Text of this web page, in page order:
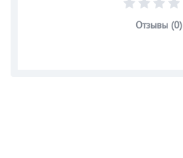
Отзывы (0)